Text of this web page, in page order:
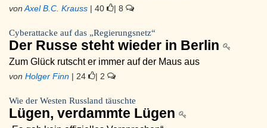
von Axel B.C. Krauss | 40 | 8
Cyberattacke auf das „Regierungsnetz“
Der Russe steht wieder in Berlin
Zum Glück rutscht er immer auf der Maus aus
von Holger Finn | 24 | 2
Wie der Westen Russland täuschte
Lügen, verdammte Lügen